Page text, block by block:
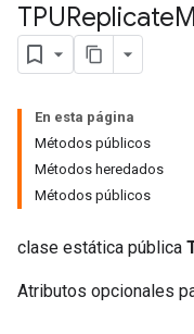
TPUReplicate
En esta página
Métodos públicos
Métodos heredados
Métodos públicos
clase estática pública
Atributos opcionales